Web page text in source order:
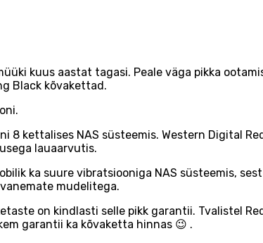
kuus aastat tagasi. Peale väga pikka
Black kõvakettad.
8 kettalises NAS süsteemis. Western Digital
lauaarvutis.
ka suure vibratsiooniga NAS süsteemis,
mudelitega.
on kindlasti selle pikk garantii. Tvalistel
garantii ka kõvaketta hinnas 😉 .